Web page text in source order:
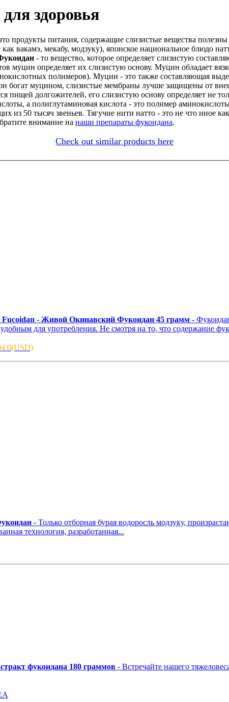
здоровья
продукты питания, содержащие слизистые вещества
вакамэ, мекабу, модзуку), японское национальное блюдо
- то вещество, которое определяет слизистую
муцин определяет их слизистую основу. Муцин обладает
полимеров). Муцин - это также составляющая
богат муцином, слизистые мембраны лучше защищены от
пищей долгожителей, его слизистую основу определяет не
а полиглутаминовая кислота - это полимер
из 50 тысяч звеньев. Тягучие нити натто - это не что иное
внимание на наши препараты фукоидана.
Check out similar products here
- Живой Окинавский Фукоидан 45 грамм - Фукоидан высокой концентрации. Наша компания сумела реализовать
для употребления. Не смотря на то, что содержание
- Только отборная бурая водоросль модзуку, произрастающая у берегов курортного острова Окинава берется для
технология, разработанная...
фукоидана 180 граммов - Встречайте нашего тяжеловеса из Окинавы! 75мл (один пакетик) этого жидкого фукоидана